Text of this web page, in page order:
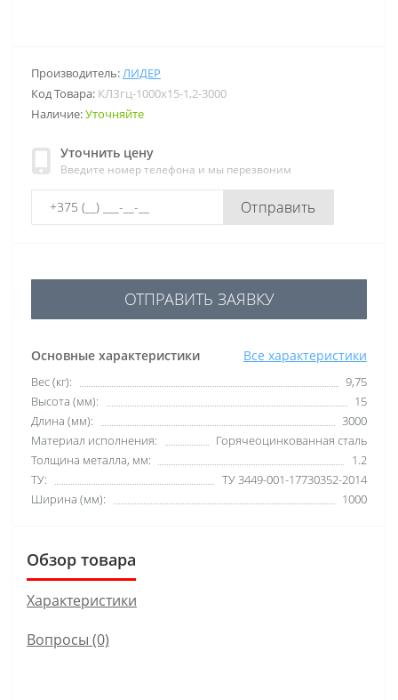
Производитель:ЛИДЕР
Код Товара: КЛЗгц-1000х15-1,2-3000
Наличие:Уточняйте
Уточнить цену
Введите номер телефона и мы перезвоним
Отправить
Основные характеристики Все характеристики
Вес (кг):
9,75
Высота (мм):
15
Длина (мм):
3000
Материал исполнения:
Горячеоцинкованная сталь
Толщина металла, мм:
1.2
ТУ:
ТУ 3449-001-17730352-2014
Ширина (мм):
1000
ОТПРАВИТЬ ЗАЯВКУ
Обзор товара
Характеристики
Вопросы (0)